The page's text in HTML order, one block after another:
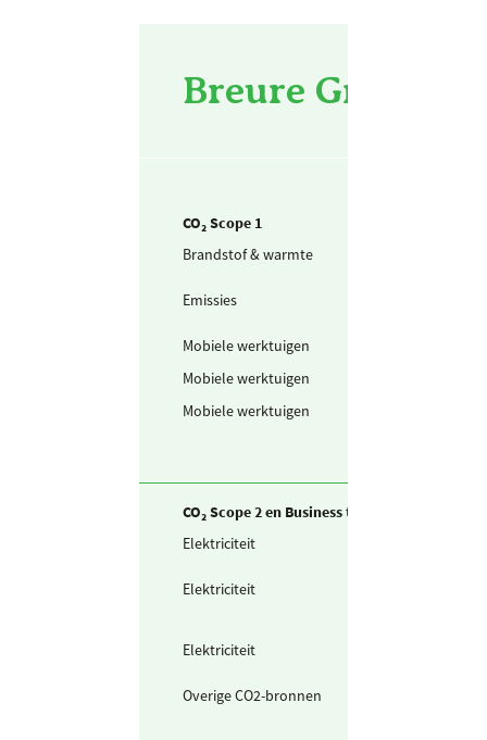
Breure
CO₂ Scope 1
Brandstof & warmte
Emissies
Mobiele werktuigen
Mobiele werktuigen
Mobiele werktuigen
CO₂ Scope 2 en Business travel
Elektriciteit
Elektriciteit
Elektriciteit
Overige CO2-bronnen